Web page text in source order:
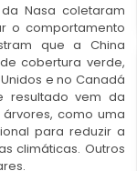
Nasa coletaram
o comportamento
que a China
cobertura verde,
e no Canadá
resultado vem da
como uma
para reduzir a
climáticas. Outros